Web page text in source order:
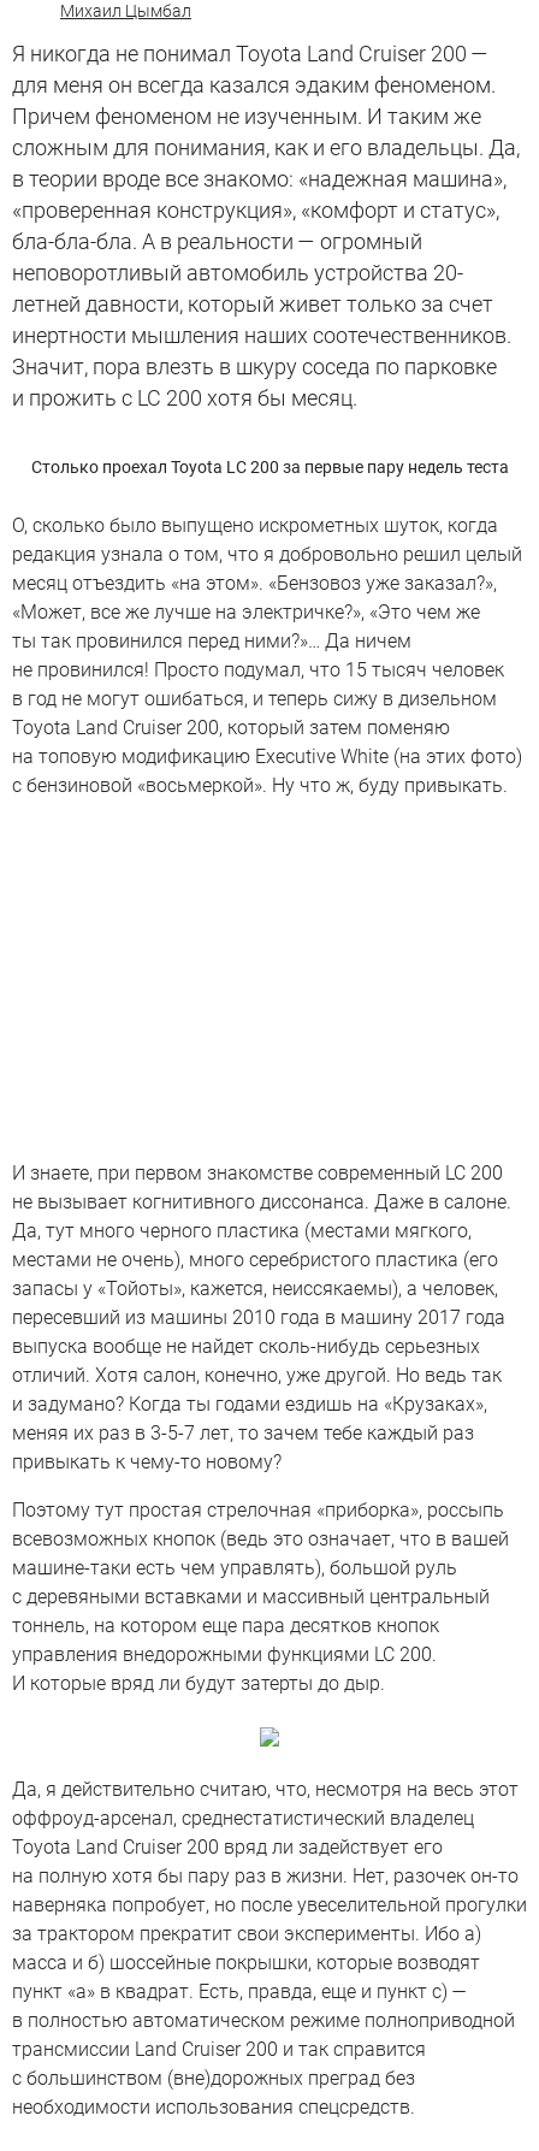
Михаил Цымбал
Я никогда не понимал Toyota Land Cruiser 200 —
для меня он всегда казался эдаким феноменом.
Причем феноменом не изученным. И таким же
сложным для понимания, как и его владельцы. Да,
в теории вроде все знакомо: «надежная машина»,
«проверенная конструкция», «комфорт и статус»,
бла-бла-бла. А в реальности — огромный
неповоротливый автомобиль устройства 20-
летней давности, который живет только за счет
инертности мышления наших соотечественников.
Значит, пора влезть в шкуру соседа по парковке
и прожить с LC 200 хотя бы месяц.
Столько проехал Toyota LC 200 за первые пару недель теста
О, сколько было выпущено искрометных шуток, когда
редакция узнала о том, что я добровольно решил целый
месяц отъездить «на этом». «Бензовоз уже заказал?»,
«Может, все же лучше на электричке?», «Это чем же
ты так провинился перед ними?»… Да ничем
не провинился! Просто подумал, что 15 тысяч человек
в год не могут ошибаться, и теперь сижу в дизельном
Toyota Land Cruiser 200, который затем поменяю
на топовую модификацию Executive White (на этих фото)
с бензиновой «восьмеркой». Ну что ж, буду привыкать.
И знаете, при первом знакомстве современный LC 200
не вызывает когнитивного диссонанса. Даже в салоне.
Да, тут много черного пластика (местами мягкого,
местами не очень), много серебристого пластика (его
запасы у «Тойоты», кажется, неиссякаемы), а человек,
пересевший из машины 2010 года в машину 2017 года
выпуска вообще не найдет сколь-нибудь серьезных
отличий. Хотя салон, конечно, уже другой. Но ведь так
и задумано? Когда ты годами ездишь на «Крузаках»,
меняя их раз в 3-5-7 лет, то зачем тебе каждый раз
привыкать к чему-то новому?
Поэтому тут простая стрелочная «приборка», россыпь
всевозможных кнопок (ведь это означает, что в вашей
машине-таки есть чем управлять), большой руль
с деревяными вставками и массивный центральный
тоннель, на котором еще пара десятков кнопок
управления внедорожными функциями LC 200.
И которые вряд ли будут затерты до дыр.
Да, я действительно считаю, что, несмотря на весь этот
оффроуд-арсенал, среднестатистический владелец
Toyota Land Cruiser 200 вряд ли задействует его
на полную хотя бы пару раз в жизни. Нет, разочек он-то
наверняка попробует, но после увеселительной прогулки
за трактором прекратит свои эксперименты. Ибо а)
масса и б) шоссейные покрышки, которые возводят
пункт «а» в квадрат. Есть, правда, еще и пункт с) —
в полностью автоматическом режиме полноприводной
трансмиссии Land Cruiser 200 и так справится
с большинством (вне)дорожных преград без
необходимости использования спецсредств.